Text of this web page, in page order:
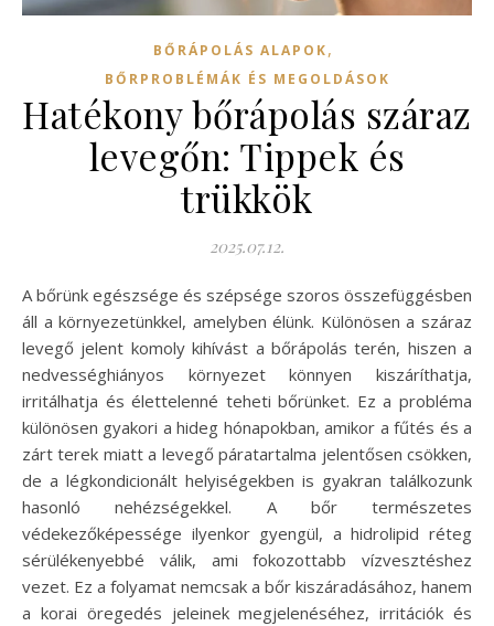
BŐRÁPOLÁS ALAPOK,
BŐRPROBLÉMÁK ÉS MEGOLDÁSOK
Hatékony bőrápolás száraz
levegőn: Tippek és
trükkök
2025.07.12.
A bőrünk egészsége és szépsége szoros összefüggésben
áll a környezetünkkel, amelyben élünk. Különösen a száraz
levegő jelent komoly kihívást a bőrápolás terén, hiszen a
nedvességhiányos környezet könnyen kiszáríthatja,
irritálhatja és élettelenné teheti bőrünket. Ez a probléma
különösen gyakori a hideg hónapokban, amikor a fűtés és a
zárt terek miatt a levegő páratartalma jelentősen csökken,
de a légkondicionált helyiségekben is gyakran találkozunk
hasonló nehézségekkel. A bőr természetes
védekezőképessége ilyenkor gyengül, a hidrolipid réteg
sérülékenyebbé válik, ami fokozottabb vízvesztéshez
vezet. Ez a folyamat nemcsak a bőr kiszáradásához, hanem
a korai öregedés jeleinek megjelenéséhez, irritációk és